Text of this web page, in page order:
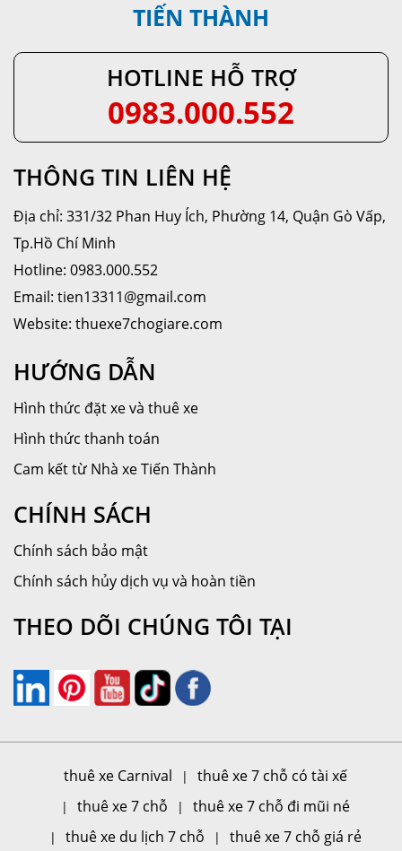
TIẾN THÀNH
HOTLINE HỖ TRỢ
0983.000.552
THÔNG TIN LIÊN HỆ
Địa chỉ: 331/32 Phan Huy Ích, Phường 14, Quận Gò Vấp,
Tp.Hồ Chí Minh
Hotline: 0983.000.552
Email: tien13311@gmail.com
Website: thuexe7chogiare.com
HƯỚNG DẪN
Hình thức đặt xe và thuê xe
Hình thức thanh toán
Cam kết từ Nhà xe Tiến Thành
CHÍNH SÁCH
Chính sách bảo mật
Chính sách hủy dịch vụ và hoàn tiền
THEO DÕI CHÚNG TÔI TẠI
thuê xe Carnival
thuê xe 7 chỗ có tài xế
thuê xe 7 chỗ
thuê xe 7 chỗ đi mũi né
thuê xe du lịch 7 chỗ
thuê xe 7 chỗ giá rẻ